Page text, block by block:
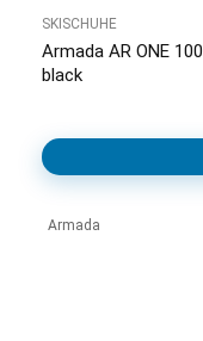
SKISCHUHE
Armada AR ONE
black
Armada